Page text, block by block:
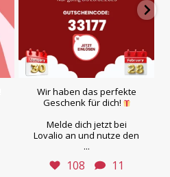
Wir haben das perfekte
Geschenk für dich!
Melde dich jetzt bei
Lovalio an und nutze den
...
108 11